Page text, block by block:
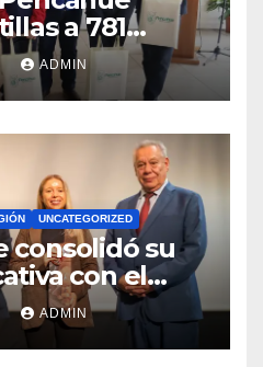
a 781
recursos del
ADMIN
UNCATEGORIZED
consolidó su
con el
Brotes 2026
ADMIN